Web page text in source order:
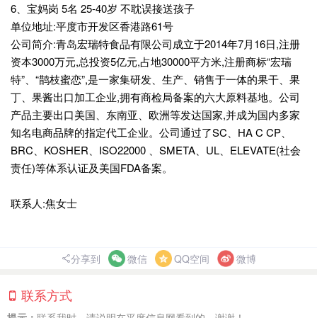
6、宝妈岗 5名 25-40岁 不耽误接送孩子
单位地址:平度市开发区香港路61号
公司简介:青岛宏瑞特食品有限公司成立于2014年7月16日,注册
资本3000万元,总投资5亿元,占地30000平方米,注册商标“宏瑞
特”、“鹊枝蜜恋”,是一家集研发、生产、销售于一体的果干、果
丁、果酱出口加工企业,拥有商检局备案的六大原料基地。公司
产品主要出口美国、东南亚、欧洲等发达国家,并成为国内多家
知名电商品牌的指定代工企业。公司通过了SC、HA C CP、
BRC、KOSHER、ISO22000 、SMETA、UL、ELEVATE(社会
责任)等体系认证及美国FDA备案。
联系人:焦女士
分享到 微信 QQ空间 微博
联系方式